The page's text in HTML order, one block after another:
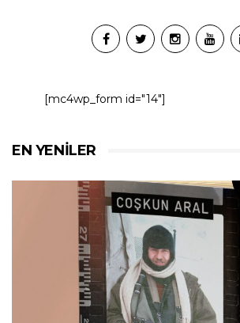
[mc4wp_form id="14"]
EN YENILER